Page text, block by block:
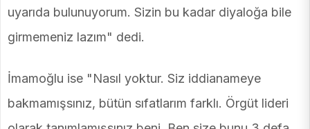
uyarıda bulunuyorum. Sizin bu kadar diyaloğa bile
girmemeniz lazım" dedi.
İmamoğlu ise "Nasıl yoktur. Siz iddianameye
bakmamışsınız, bütün sıfatlarım farklı. Örgüt lideri